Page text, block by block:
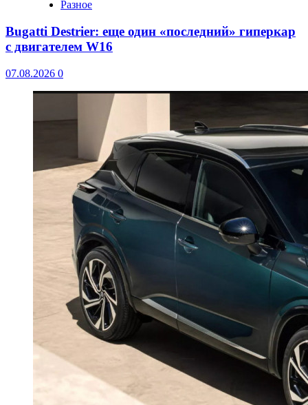
Разное
Bugatti Destrier: еще один «последний» гиперкар
с двигателем W16
07.08.2026 0